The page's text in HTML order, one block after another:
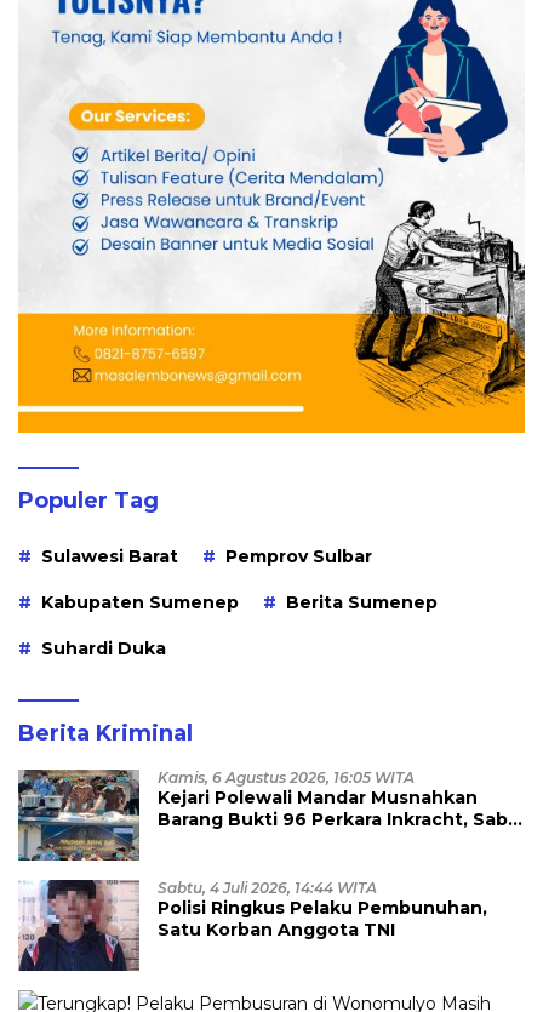
Populer Tag
Sulawesi Barat Pemprov Sulbar
Kabupaten Sumenep Berita Sumenep
Suhardi Duka
Berita Kriminal
Kamis, 6 Agustus 2026, 16:05 WITA
Kejari Polewali Mandar Musnahkan
Barang Bukti 96 Perkara Inkracht, Sabu
Sabtu, 4 Juli 2026, 14:44 WITA
Polisi Ringkus Pelaku Pembunuhan,
Satu Korban Anggota TNI